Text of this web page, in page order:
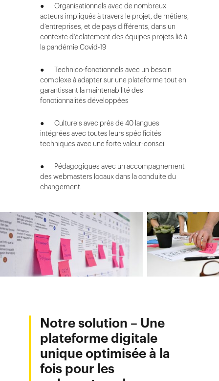
● Organisationnels avec de nombreux
acteurs impliqués à travers le projet, de métiers,
d’entreprises, et de pays différents, dans un
contexte d’éclatement des équipes projets lié à
la pandémie Covid-19
● Technico-fonctionnels avec un besoin
complexe à adapter sur une plateforme tout en
garantissant la maintenabilité des
fonctionnalités développées
● Culturels avec près de 40 langues
intégrées avec toutes leurs spécificités
techniques avec une forte valeur-conseil
● Pédagogiques avec un accompagnement
des webmasters locaux dans la conduite du
changement.
Notre solution – Une
plateforme digitale
unique optimisée à la
fois pour les